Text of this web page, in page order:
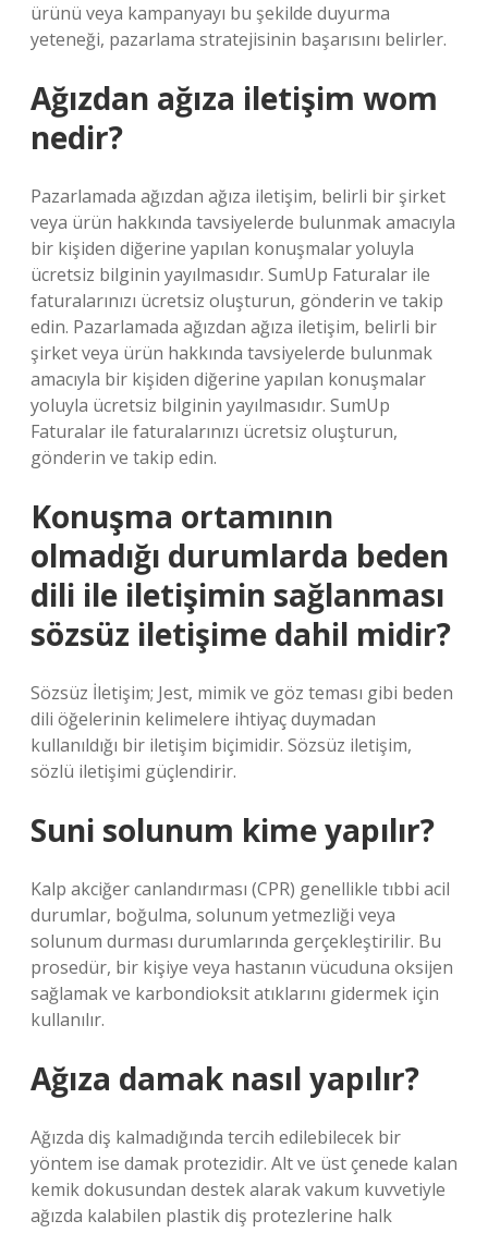
ürünü veya kampanyayı bu şekilde duyurma
yeteneği, pazarlama stratejisinin başarısını belirler.
Ağızdan ağıza iletişim wom
nedir?
Pazarlamada ağızdan ağıza iletişim, belirli bir şirket
veya ürün hakkında tavsiyelerde bulunmak amacıyla
bir kişiden diğerine yapılan konuşmalar yoluyla
ücretsiz bilginin yayılmasıdır. SumUp Faturalar ile
faturalarınızı ücretsiz oluşturun, gönderin ve takip
edin. Pazarlamada ağızdan ağıza iletişim, belirli bir
şirket veya ürün hakkında tavsiyelerde bulunmak
amacıyla bir kişiden diğerine yapılan konuşmalar
yoluyla ücretsiz bilginin yayılmasıdır. SumUp
Faturalar ile faturalarınızı ücretsiz oluşturun,
gönderin ve takip edin.
Konuşma ortamının
olmadığı durumlarda beden
dili ile iletişimin sağlanması
sözsüz iletişime dahil midir?
Sözsüz İletişim; Jest, mimik ve göz teması gibi beden
dili öğelerinin kelimelere ihtiyaç duymadan
kullanıldığı bir iletişim biçimidir. Sözsüz iletişim,
sözlü iletişimi güçlendirir.
Suni solunum kime yapılır?
Kalp akciğer canlandırması (CPR) genellikle tıbbi acil
durumlar, boğulma, solunum yetmezliği veya
solunum durması durumlarında gerçekleştirilir. Bu
prosedür, bir kişiye veya hastanın vücuduna oksijen
sağlamak ve karbondioksit atıklarını gidermek için
kullanılır.
Ağıza damak nasıl yapılır?
Ağızda diş kalmadığında tercih edilebilecek bir
yöntem ise damak protezidir. Alt ve üst çenede kalan
kemik dokusundan destek alarak vakum kuvvetiyle
ağızda kalabilen plastik diş protezlerine halk